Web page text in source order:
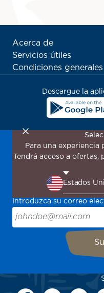
ATN:
Footer
menu
block
Acerca de
Servicios útiles
Condiciones generales
Descargue la
¡Suscríbase a nuestro
últimas novedades!
promociones especiales,
encuentre inspiración
Introduzca su correo
Para una experiencia
Tendrá acceso a